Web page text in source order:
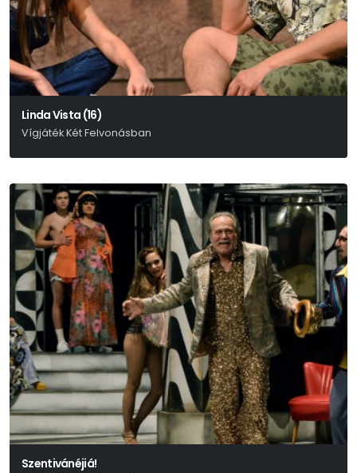
Linda Vista (16)
Vígjáték Két Felvonásban
Szentivánéjiá!